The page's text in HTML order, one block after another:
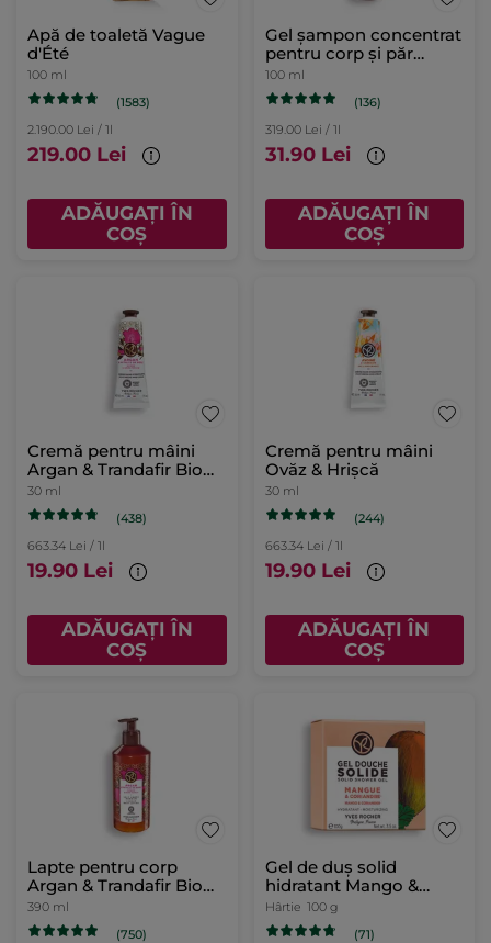
Apă de toaletă Vague
d'Été
100 ml
(1583)
2.190.00 Lei / 1l
219.00 Lei
ADĂUGAȚI ÎN
COȘ
Gel șampon concentrat
pentru corp și păr
Flacon 100 ml
100 ml
(136)
319.00 Lei / 1l
31.90 Lei
ADĂUGAȚI ÎN
COȘ
Cremă pentru mâini
Argan & Trandafir Bio
din Maroc
30 ml
(438)
663.34 Lei / 1l
19.90 Lei
ADĂUGAȚI ÎN
COȘ
Cremă pentru mâini
Ovăz & Hrișcă
30 ml
(244)
663.34 Lei / 1l
19.90 Lei
ADĂUGAȚI ÎN
COȘ
Lapte pentru corp
Argan & Trandafir Bio
din Maroc Flacon-
pompă 390 ml
390 ml
(750)
Gel de duș solid
hidratant Mango &
Coriandru
Hârtie 100 g
(71)